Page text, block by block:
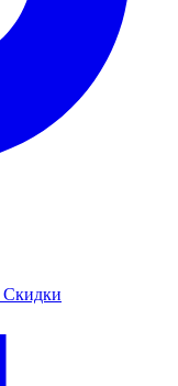
Скидки